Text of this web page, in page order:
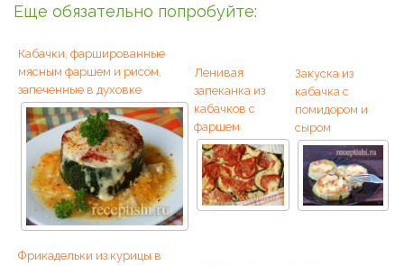
Еще обязательно попробуйте:
Кабачки, фаршированные
мясным фаршем и рисом,
запеченные в духовке
Ленивая
запеканка из
кабачков с
фаршем
Закуска из
кабачка с
помидором и
сыром
Фрикадельки из курицы в